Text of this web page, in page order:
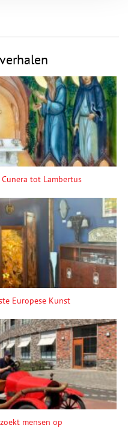
tot Lambertus
Europese Kunst
mensen op